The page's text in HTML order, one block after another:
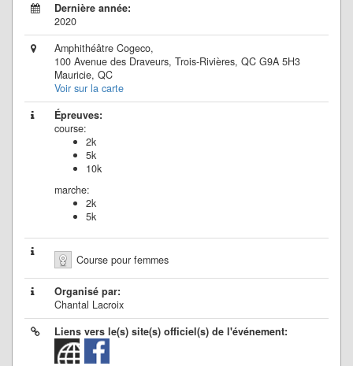
Dernière année:
2020
Amphithéâtre Cogeco,
100 Avenue des Draveurs, Trois-Rivières, QC G9A 5H3
Mauricie, QC
Voir sur la carte
Épreuves:
course:
2k
5k
10k
marche:
2k
5k
Course pour femmes
Organisé par:
Chantal Lacroix
Liens vers le(s) site(s) officiel(s) de l'événement: